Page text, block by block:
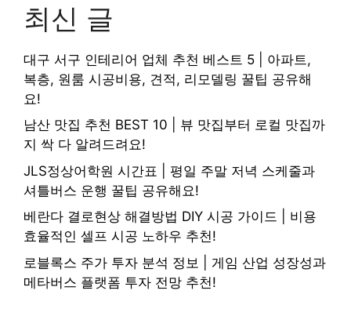
최신 글
대구 서구 인테리어 업체 추천 베스트 5 | 아파트,
복층, 원룸 시공비용, 견적, 리모델링 꿀팁 공유해
요!
남산 맛집 추천 BEST 10 | 뷰 맛집부터 로컬 맛집까
지 싹 다 알려드려요!
JLS정상어학원 시간표 | 평일 주말 저녁 스케줄과
셔틀버스 운행 꿀팁 공유해요!
베란다 결로현상 해결방법 DIY 시공 가이드 | 비용
효율적인 셀프 시공 노하우 추천!
로블록스 주가 투자 분석 정보 | 게임 산업 성장성과
메타버스 플랫폼 투자 전망 추천!